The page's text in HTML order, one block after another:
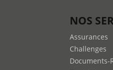
NOS
Assurances
Challenges
Documents-